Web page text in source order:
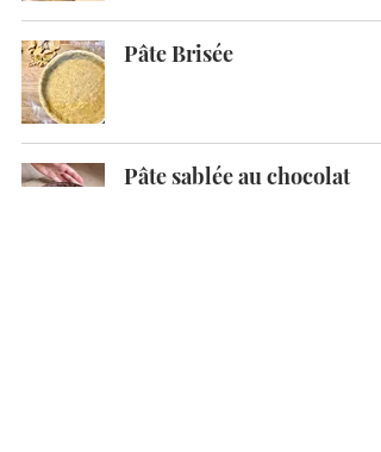
Pâte Brisée
Pâte sablée au chocolat